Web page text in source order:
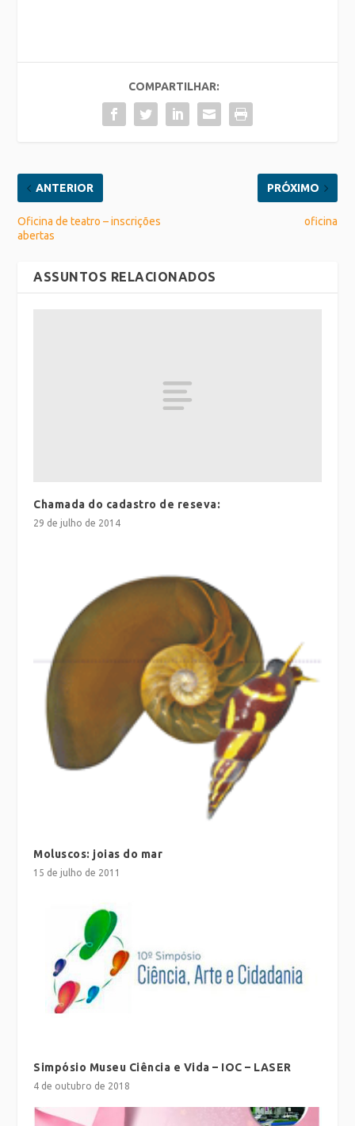
COMPARTILHAR:
ANTERIOR
Oficina de teatro – inscrições
abertas
PRÓXIMO
oficina
ASSUNTOS RELACIONADOS
Chamada do cadastro de reseva:
29 de julho de 2014
Moluscos: joias do mar
15 de julho de 2011
Simpósio Museu Ciência e Vida – IOC – LASER
4 de outubro de 2018